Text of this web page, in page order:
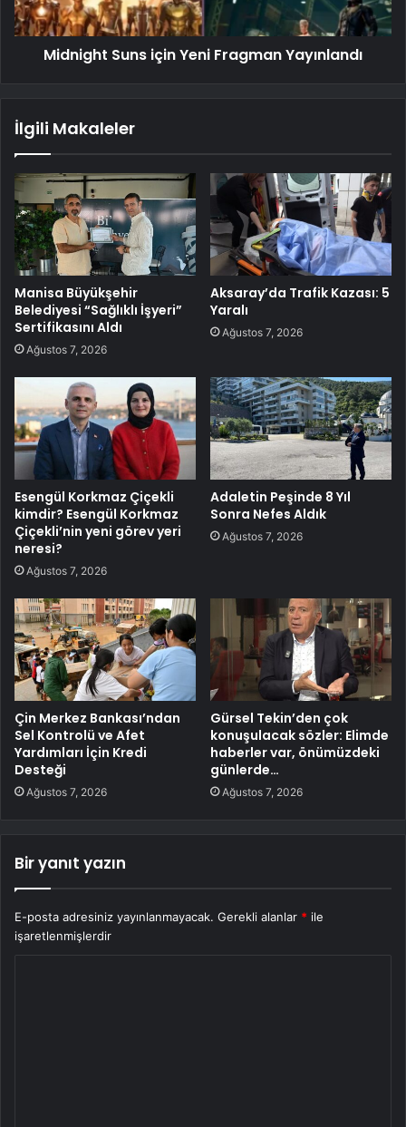
Midnight Suns için Yeni Fragman Yayınlandı
İlgili Makaleler
Manisa Büyükşehir
Belediyesi “Sağlıklı İşyeri”
Sertifikasını Aldı
Ağustos 7, 2026
Aksaray’da Trafik Kazası: 5
Yaralı
Ağustos 7, 2026
Esengül Korkmaz Çiçekli
kimdir? Esengül Korkmaz
Çiçekli’nin yeni görev yeri
neresi?
Ağustos 7, 2026
Adaletin Peşinde 8 Yıl
Sonra Nefes Aldık
Ağustos 7, 2026
Çin Merkez Bankası’ndan
Sel Kontrolü ve Afet
Yardımları İçin Kredi
Desteği
Ağustos 7, 2026
Gürsel Tekin’den çok
konuşulacak sözler: Elimde
haberler var, önümüzdeki
günlerde…
Ağustos 7, 2026
Bir yanıt yazın
E-posta adresiniz yayınlanmayacak. Gerekli alanlar * ile
işaretlenmişlerdir